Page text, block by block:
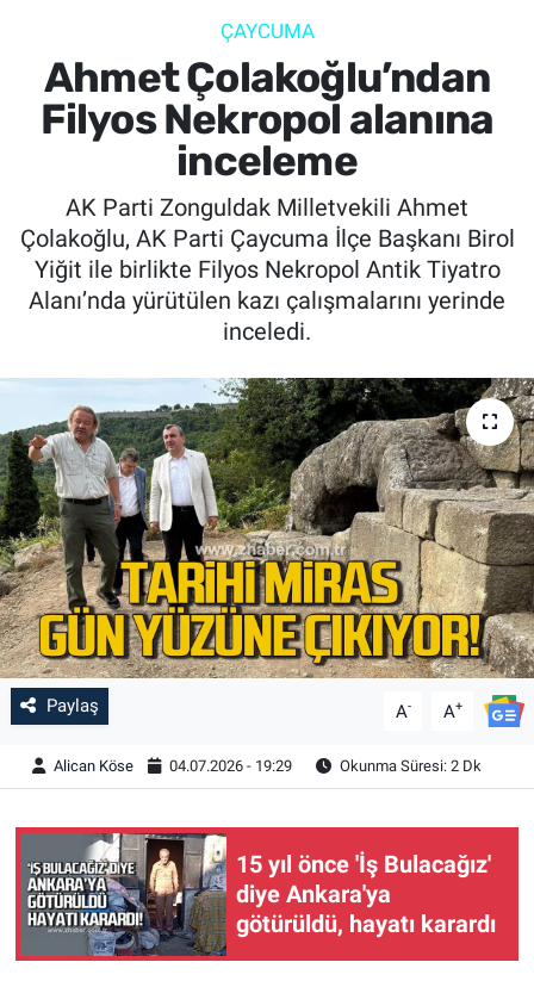
ÇAYCUMA
Ahmet Çolakoğlu’ndan
Filyos Nekropol alanına
inceleme
AK Parti Zonguldak Milletvekili Ahmet
Çolakoğlu, AK Parti Çaycuma İlçe Başkanı Birol
Yiğit ile birlikte Filyos Nekropol Antik Tiyatro
Alanı’nda yürütülen kazı çalışmalarını yerinde
inceledi.
Paylaş A- A+
Alican Köse 04.07.2026 - 19:29 Okunma Süresi: 2 Dk
15 yıl önce 'İş Bulacağız'
diye Ankara'ya
götürüldü, hayatı karardı
SPOR